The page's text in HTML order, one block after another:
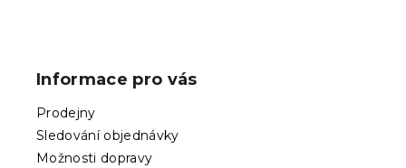
Informace pro vás
Prodejny
Sledování objednávky
Možnosti dopravy